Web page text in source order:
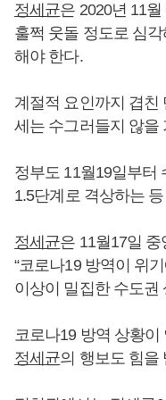
정세균은 2020년 11
훌쩍 웃돌 정도로 심
해야 한다.
계절적 요인까지 겹친
세는 수그러들지 않을
정부도 11월19일부터
1.5단계로 격상하는
정세균은 11월17일
“코로나19 방역이 위
이상이 밀집한 수도권
코로나19 방역 상황이
정세균의 행보도 힘을